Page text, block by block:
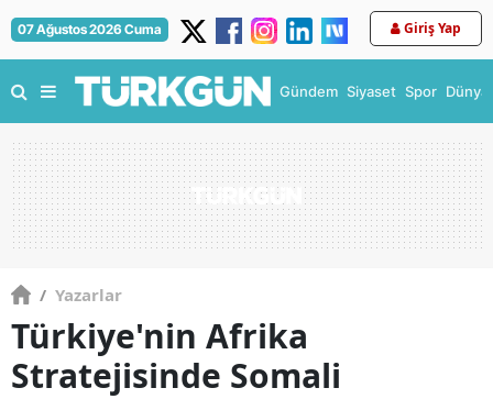
07 Ağustos 2026 Cuma Giriş Yap
Gündem Siyaset Spor Dünya
/ Yazarlar
Türkiye'nin Afrika
Stratejisinde Somali